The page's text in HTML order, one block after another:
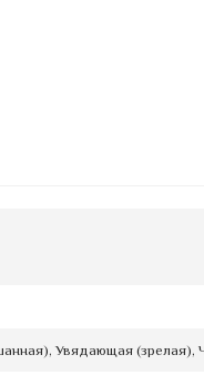
Увядающая (зрелая),